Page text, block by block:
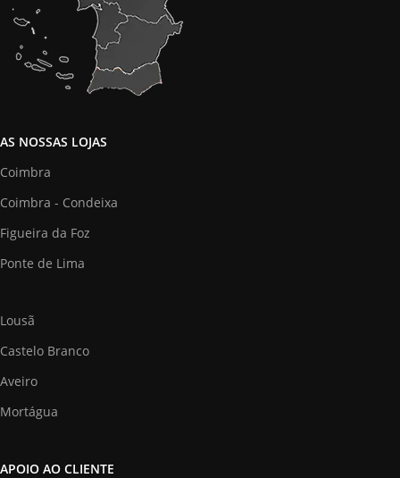
AS NOSSAS LOJAS
Coimbra
Coimbra - Condeixa
Figueira da Foz
Ponte de Lima
Lousã
Castelo Branco
Aveiro
Mortágua
APOIO AO CLIENTE